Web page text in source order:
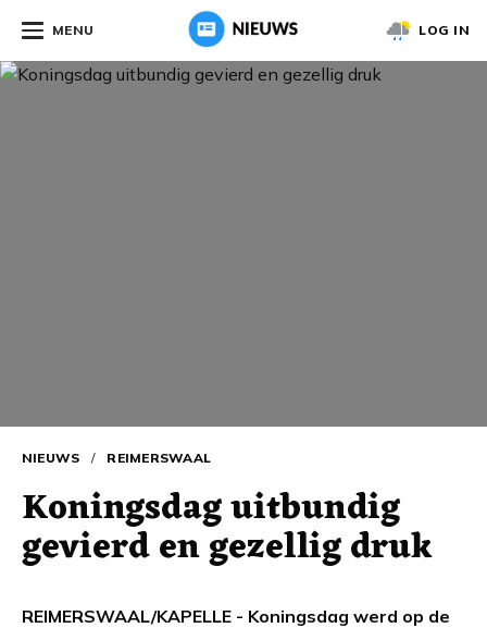
MENU LOG IN
NIEUWS / REIMERSWAAL
Koningsdag uitbundig
gevierd en gezellig druk
REIMERSWAAL/KAPELLE - Koningsdag werd op de